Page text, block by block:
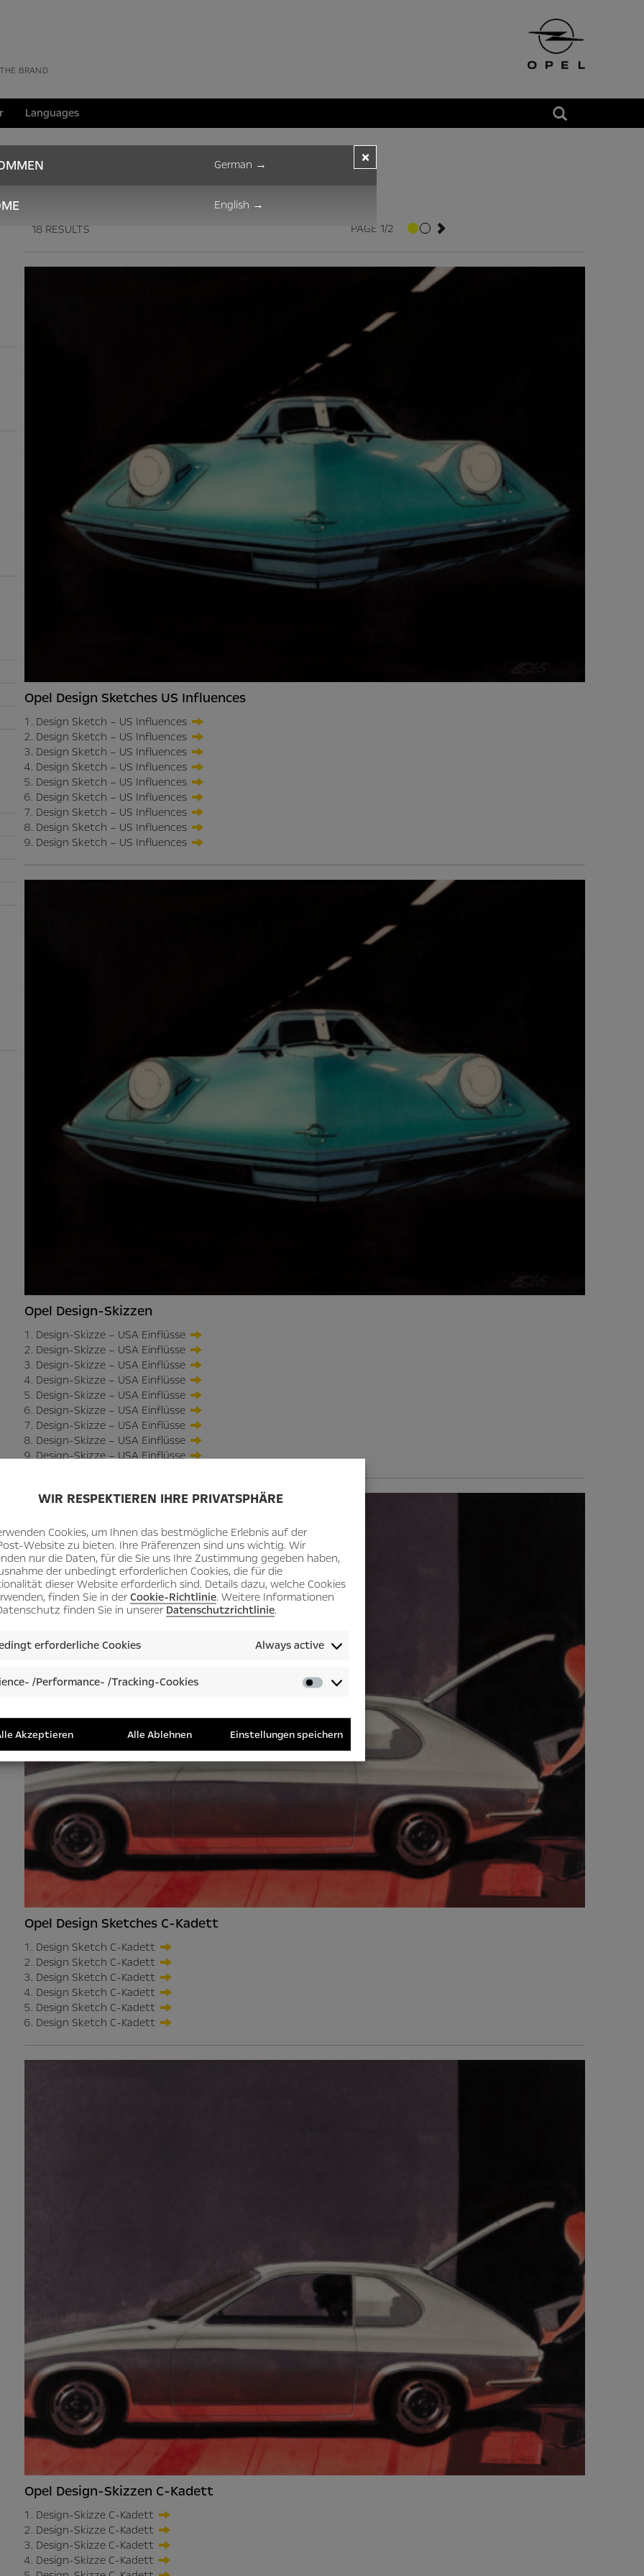
WIR RESPEKTIEREN IHRE PRIVATSPHÄRE
Cookies, um Ihnen das bestmögliche Erlebnis auf der
Website zu bieten. Ihre Präferenzen sind uns wichtig. Wir
nur die Daten, für die Sie uns Ihre Zustimmung gegeben haben,
der unbedingt erforderlichen Cookies, die für die
dieser Website erforderlich sind. Details dazu, welche Cookies
finden Sie in derCookie-Richtlinie. Weitere Informationen
finden Sie in unserer Datenschutzrichtlinie.
erforderliche Cookies Always active
/Performance- /Tracking-Cookies
Audience-
/Performance-
/Tracking-
Cookies
Akzeptieren Alle Ablehnen Einstellungen speichern
BRAND
Languages
Downloads
18 RESULTS PAGE 1/2
Opel Design Sketches US Influences
Design Sketch – US Influences
Design Sketch – US Influences
Design Sketch – US Influences
Design Sketch – US Influences
Design Sketch – US Influences
Design Sketch – US Influences
Design Sketch – US Influences
Design Sketch – US Influences
Design Sketch – US Influences
Opel Design-Skizzen
Design-Skizze – USA Einflüsse
Design-Skizze – USA Einflüsse
Design-Skizze – USA Einflüsse
Design-Skizze – USA Einflüsse
Design-Skizze – USA Einflüsse
Design-Skizze – USA Einflüsse
Design-Skizze – USA Einflüsse
Design-Skizze – USA Einflüsse
Design-Skizze – USA Einflüsse
Opel Design Sketches C-Kadett
Design Sketch C-Kadett
Design Sketch C-Kadett
Design Sketch C-Kadett
Design Sketch C-Kadett
Design Sketch C-Kadett
Design Sketch C-Kadett
Opel Design-Skizzen C-Kadett
Design-Skizze C-Kadett
Design-Skizze C-Kadett
Design-Skizze C-Kadett
Design-Skizze C-Kadett
×
German →
English →